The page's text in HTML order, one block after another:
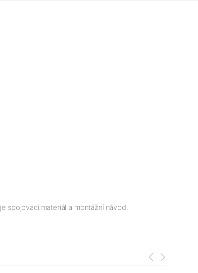
spojovací materiál a montážní návod.